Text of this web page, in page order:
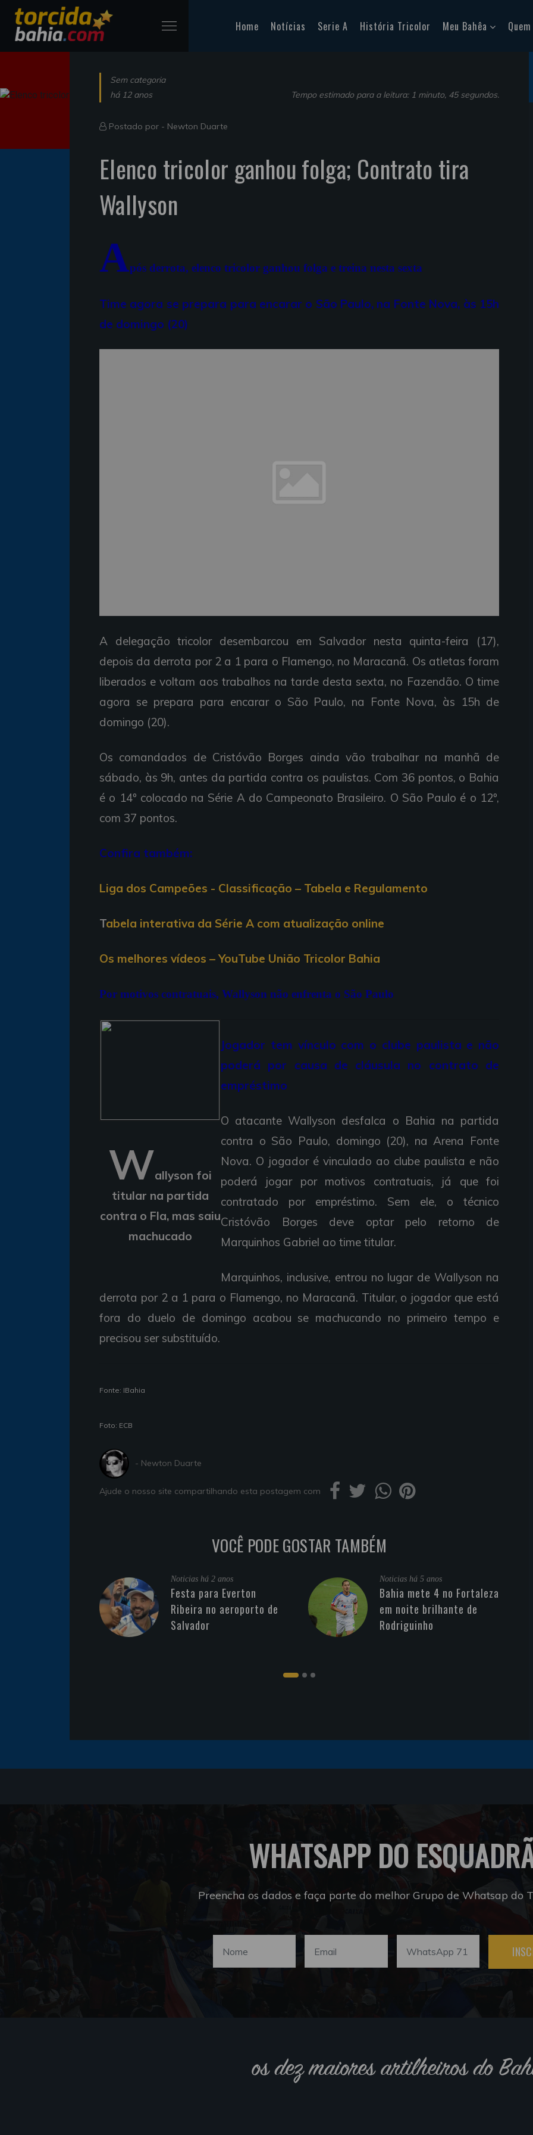
Home Notícias Serie A História Tricolor Meu Bahêa
Sem categoria
há 12 anos
Tempo estimado para a leitura: 1 minuto, 45 segundos.
Postado por - Newton Duarte
Elenco tricolor ganhou folga; Contrato tira
Wallyson
Após derrota, elenco tricolor ganhou folga e treina nesta sexta
Time agora se prepara para encarar o São Paulo, na Fonte Nova, às 15h
de domingo (20)
A delegação tricolor desembarcou em Salvador nesta quinta-feira (17),
depois da derrota por 2 a 1 para o Flamengo, no Maracanã. Os atletas foram
liberados e voltam aos trabalhos na tarde desta sexta, no Fazendão. O time
agora se prepara para encarar o São Paulo, na Fonte Nova, às 15h de
domingo (20).
Os comandados de Cristóvão Borges ainda vão trabalhar na manhã de
sábado, às 9h, antes da partida contra os paulistas. Com 36 pontos, o Bahia
é o 14º colocado na Série A do Campeonato Brasileiro. O São Paulo é o 12º,
com 37 pontos.
Confira também:
Liga dos Campeões - Classificação – Tabela e Regulamento
Tabela interativa da Série A com atualização online
Os melhores vídeos – YouTube União Tricolor Bahia
Por motivos contratuais, Wallyson não enfrenta o São Paulo
Wallyson foi
titular na partida
contra o Fla, mas saiu
machucado
Jogador tem vínculo com o clube paulista e não
poderá por causa de cláusula no contrato de
empréstimo
O atacante Wallyson desfalca o Bahia na partida
contra o São Paulo, domingo (20), na Arena Fonte
Nova. O jogador é vinculado ao clube paulista e não
poderá jogar por motivos contratuais, já que foi
contratado por empréstimo. Sem ele, o técnico
Cristóvão Borges deve optar pelo retorno de
Marquinhos Gabriel ao time titular.
Marquinhos, inclusive, entrou no lugar de Wallyson na
derrota por 2 a 1 para o Flamengo, no Maracanã. Titular, o jogador que está
fora do duelo de domingo acabou se machucando no primeiro tempo e
precisou ser substituído.
Fonte: IBahia
Foto: ECB
- Newton Duarte
Ajude o nosso site compartilhando esta postagem com
VOCÊ PODE GOSTAR TAMBÉM
Noticias há 2 anos
Festa para Everton
Ribeira no aeroporto de
Salvador
Noticias há 5 anos
Bahia mete 4 no Fortaleza
em noite brilhante de
Rodriguinho
WHATSAPP DO
Preencha os dados e faça parte do melhor Grupo de Whatsap do
os dez maiores artilheiros do